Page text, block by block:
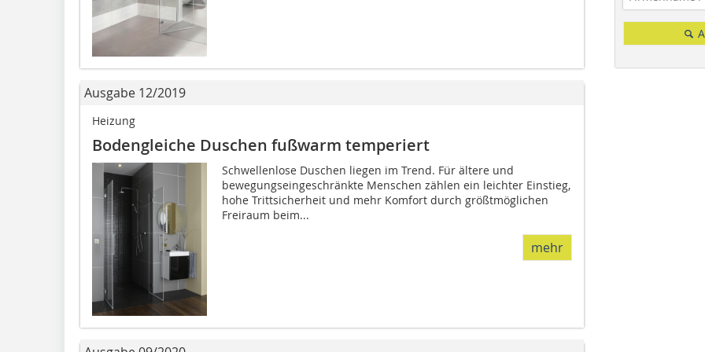
Ausgabe 12/2019
Heizung
Bodengleiche Duschen fußwarm temperiert
Schwellenlose Duschen liegen im Trend. Für ältere und
bewegungseingeschränkte Menschen zählen ein leichter Einstieg,
hohe Trittsicherheit und mehr Komfort durch größtmöglichen
Freiraum beim...
mehr